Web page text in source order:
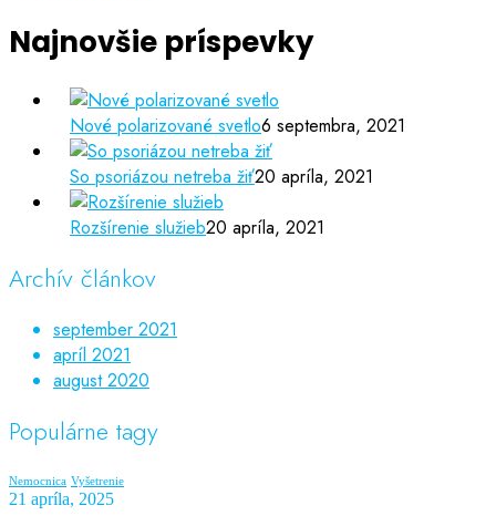
Najnovšie príspevky
Nové polarizované svetlo6 septembra, 2021
So psoriázou netreba žiť20 apríla, 2021
Rozšírenie služieb20 apríla, 2021
Archív článkov
september 2021
apríl 2021
august 2020
Populárne tagy
Nemocnica Vyšetrenie
21 apríla, 2025